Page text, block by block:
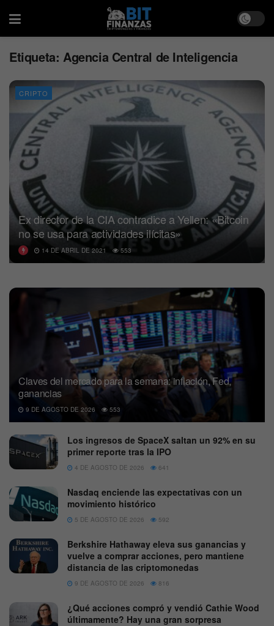
Etiqueta: Agencia Central de Inteligencia
CRIPTO
Ex director de la CIA contradice a Yellen: «Bitcoin
no se usa para actividades ilícitas»
14 DE ABRIL DE 2021 553
Claves del mercado para la semana: inflación, Fed,
ganancias
9 DE AGOSTO DE 2026 553
Los ingresos de SpaceX saltan un 92% en su
primer reporte tras la IPO
4 DE AGOSTO DE 2026 641
Nasdaq enciende las expectativas con un
movimiento histórico
5 DE AGOSTO DE 2026 592
Berkshire Hathaway eleva sus ganancias y
vuelve a comprar acciones, pero mantiene
distancia de las criptomonedas
9 DE AGOSTO DE 2026 816
¿Qué acciones compró y vendió Cathie Wood
últimamente? Hay una gran sorpresa